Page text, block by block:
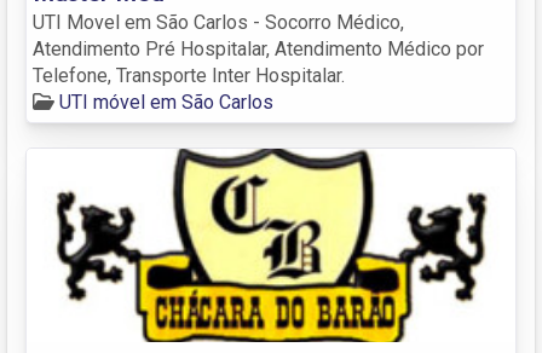
UTI Movel em São Carlos - Socorro Médico,
Atendimento Pré Hospitalar, Atendimento Médico por
Telefone, Transporte Inter Hospitalar.
UTI móvel em São Carlos